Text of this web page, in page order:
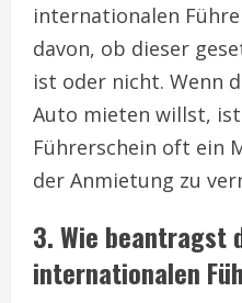
internationalen
davon, ob dieser
ist oder nicht. Wenn
Auto mieten willst,
Führerschein oft ein
der Anmietung zu
3. Wie beantragst
internationalen